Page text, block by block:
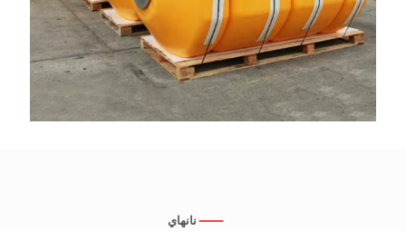
نانهاي